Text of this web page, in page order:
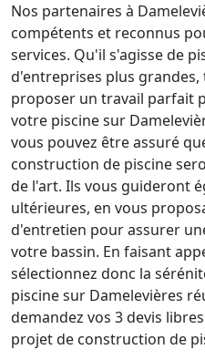
Nos partenaires à
compétents et reconnus
services. Qu'il s'agisse de
d'entreprises plus
proposer un travail parfait
votre piscine sur
vous pouvez être assuré
construction de piscine
de l'art. Ils vous guideront
ultérieures, en vous
d'entretien pour assurer
votre bassin. En faisant
sélectionnez donc la
piscine sur Damelevières
demandez vos 3 devis
projet de construction de